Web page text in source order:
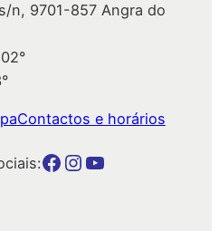
n, 9701-857 Angra do
Contactos e horários
Botão para a página da autarquia no Facebook Botão para a página da autarquia no Instagram Botão para a página da autarquia no Youtube